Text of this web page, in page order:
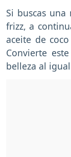
Si buscas
frizz, a
aceite de
Convierte
belleza al